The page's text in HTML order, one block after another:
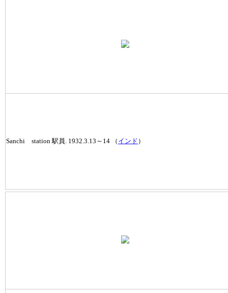
Sanchi station 駅員. 1932.3.13～14 （ インド ）